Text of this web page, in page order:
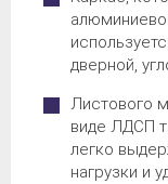
дверной,
Листового
виде ЛДСП
легко
нагрузки и